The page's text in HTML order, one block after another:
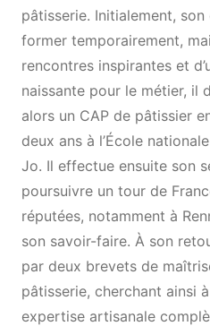
pâtisserie. Initialement,
former temporairement,
rencontres inspirantes et
naissante pour le métier, il
alors un CAP de pâtissier
deux ans à l’École
Jo. Il effectue ensuite son
poursuivre un tour de
réputées, notamment à
son savoir-faire. À son
par deux brevets de
pâtisserie, cherchant ainsi
expertise artisanale